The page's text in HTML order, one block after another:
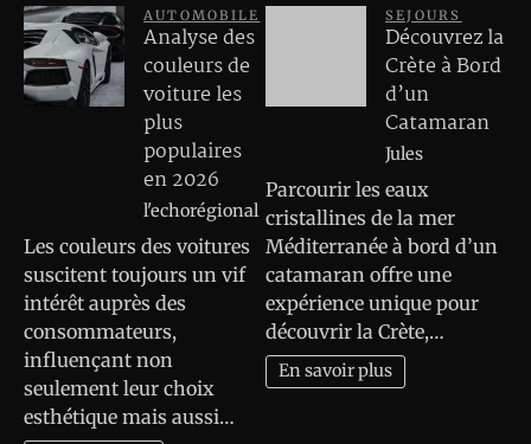
AUTOMOBILE
Analyse des
couleurs de
voiture les
plus
populaires
en 2026
l'echorégional
Les couleurs des voitures
suscitent toujours un vif
intérêt auprès des
consommateurs,
influençant non
seulement leur choix
esthétique mais aussi…
SEJOURS
Découvrez la
Crète à Bord
d’un
Catamaran
Jules
Parcourir les eaux
cristallines de la mer
Méditerranée à bord d’un
catamaran offre une
expérience unique pour
découvrir la Crète,…
En savoir plus